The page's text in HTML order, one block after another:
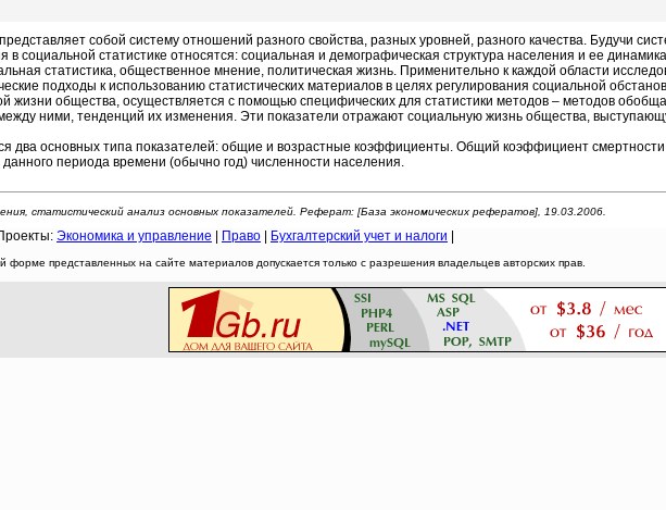
собой систему отношений разного свойства, разных уровней, разного качества. Будучи
социальной статистике относятся: социальная и демографическая структура населения и ее
статистика, общественное мнение, политическая жизнь. Применительно к каждой области
подходы к использованию статистических материалов в целях регулирования социальной
общества, осуществляется с помощью специфических для статистики методов – методов
ними, тенденций их изменения. Эти показатели отражают социальную жизнь общества,
два основных типа показателей: общие и возрастные коэффициенты. Общий коэффициент смертности
периода времени (обычно год) численности населения.
статистический анализ основных показателей. Реферат: [База экономических рефератов], 19.03.2006.
Экономика и управление Право Бухгалтерский учет и налоги
форме представленных на сайте материалов допускается только с разрешения владельцев авторских прав.